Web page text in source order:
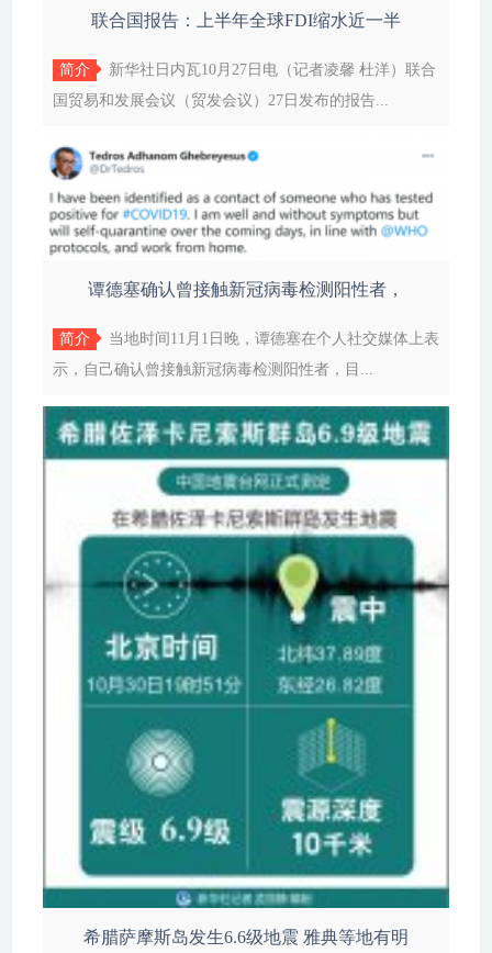
联合国报告：上半年全球FDI缩水近一半
简介
新华社日内瓦10月27日电（记者凌馨 杜洋）联合
国贸易和发展会议（贸发会议）27日发布的报告...
谭德塞确认曾接触新冠病毒检测阳性者，
简介
当地时间11月1日晚，谭德塞在个人社交媒体上表
示，自己确认曾接触新冠病毒检测阳性者，目...
希腊萨摩斯岛发生6.6级地震 雅典等地有明